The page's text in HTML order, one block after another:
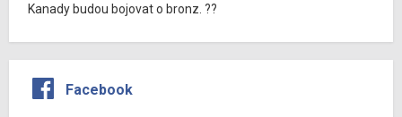
Kanady budou bojovat o bronz. ??
Facebook